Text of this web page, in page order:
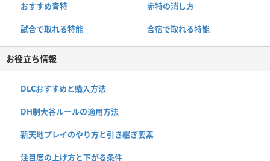
おすすめ青特 赤特の消し方
試合で取れる特能 合宿で取れる特能
お役立ち情報
DLCおすすめと購入方法
DH制大谷ルールの適用方法
新天地プレイのやり方と引き継ぎ要素
注目度の上げ方と下がる条件